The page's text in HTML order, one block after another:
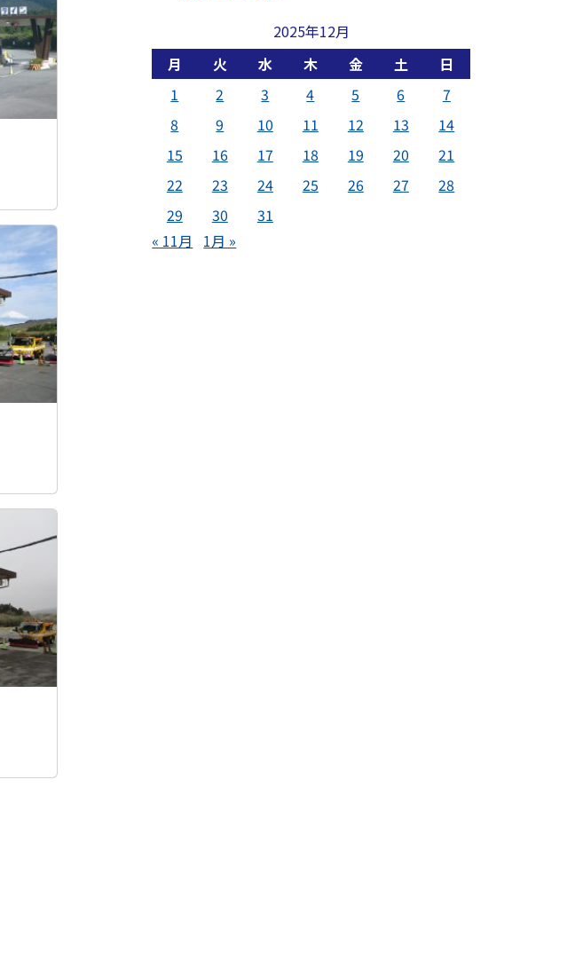
2025年12月
月
火 水 木 金 土
日
1
2 3 4 5 6
7
8
9 10 11 12 13
14
15
16 17 18 19 20
21
22
23 24 25 26 27
28
29
30
31
« 11月
1月 »